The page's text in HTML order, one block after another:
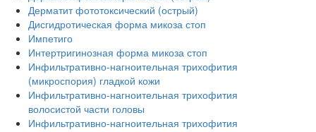
Дерматит фототоксический (острый)
Дисгидротическая форма микоза стоп
Импетиго
Интертригинозная форма микоза стоп
Инфильтративно-нагноительная трихофития
(микроспория) гладкой кожи
Инфильтративно-нагноительная трихофития
волосистой части головы
Инфильтративно-нагноительная трихофития